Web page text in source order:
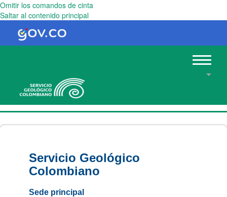
Omitir los comandos de cinta
Saltar al contenido principal
Toggle
Servicio Geológico
Colombiano
Sede principal